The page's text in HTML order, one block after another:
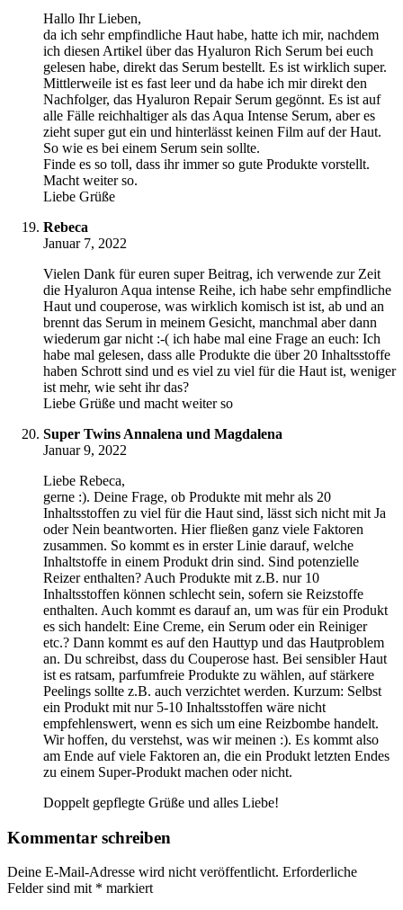
Hallo Ihr Lieben,
da ich sehr empfindliche Haut habe, hatte ich mir, nachdem
ich diesen Artikel über das Hyaluron Rich Serum bei euch
gelesen habe, direkt das Serum bestellt. Es ist wirklich super.
Mittlerweile ist es fast leer und da habe ich mir direkt den
Nachfolger, das Hyaluron Repair Serum gegönnt. Es ist auf
alle Fälle reichhaltiger als das Aqua Intense Serum, aber es
zieht super gut ein und hinterlässt keinen Film auf der Haut.
So wie es bei einem Serum sein sollte.
Finde es so toll, dass ihr immer so gute Produkte vorstellt.
Macht weiter so.
Liebe Grüße
Rebeca
Januar 7, 2022
Vielen Dank für euren super Beitrag, ich verwende zur Zeit
die Hyaluron Aqua intense Reihe, ich habe sehr empfindliche
Haut und couperose, was wirklich komisch ist ist, ab und an
brennt das Serum in meinem Gesicht, manchmal aber dann
wiederum gar nicht :-( ich habe mal eine Frage an euch: Ich
habe mal gelesen, dass alle Produkte die über 20 Inhaltsstoffe
haben Schrott sind und es viel zu viel für die Haut ist, weniger
ist mehr, wie seht ihr das?
Liebe Grüße und macht weiter so
Super Twins Annalena und Magdalena
Januar 9, 2022
Liebe Rebeca,
gerne :). Deine Frage, ob Produkte mit mehr als 20
Inhaltsstoffen zu viel für die Haut sind, lässt sich nicht mit Ja
oder Nein beantworten. Hier fließen ganz viele Faktoren
zusammen. So kommt es in erster Linie darauf, welche
Inhaltstoffe in einem Produkt drin sind. Sind potenzielle
Reizer enthalten? Auch Produkte mit z.B. nur 10
Inhaltsstoffen können schlecht sein, sofern sie Reizstoffe
enthalten. Auch kommt es darauf an, um was für ein Produkt
es sich handelt: Eine Creme, ein Serum oder ein Reiniger
etc.? Dann kommt es auf den Hauttyp und das Hautproblem
an. Du schreibst, dass du Couperose hast. Bei sensibler Haut
ist es ratsam, parfumfreie Produkte zu wählen, auf stärkere
Peelings sollte z.B. auch verzichtet werden. Kurzum: Selbst
ein Produkt mit nur 5-10 Inhaltsstoffen wäre nicht
empfehlenswert, wenn es sich um eine Reizbombe handelt.
Wir hoffen, du verstehst, was wir meinen :). Es kommt also
am Ende auf viele Faktoren an, die ein Produkt letzten Endes
zu einem Super-Produkt machen oder nicht.
Doppelt gepflegte Grüße und alles Liebe!
Kommentar schreiben
Deine E-Mail-Adresse wird nicht veröffentlicht. Erforderliche
Felder sind mit * markiert